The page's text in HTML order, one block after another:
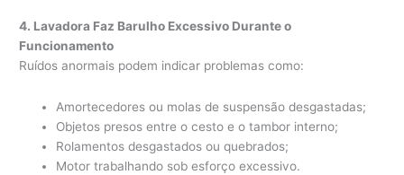
4. Lavadora Faz Barulho Excessivo Durante o
Funcionamento
Ruídos anormais podem indicar problemas como:
Amortecedores ou molas de suspensão desgastadas;
Objetos presos entre o cesto e o tambor interno;
Rolamentos desgastados ou quebrados;
Motor trabalhando sob esforço excessivo.